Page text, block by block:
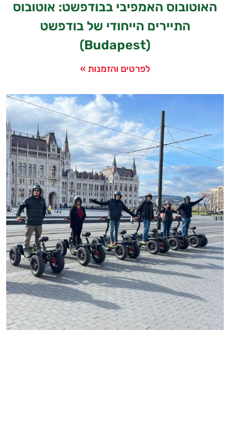
האוטובוס האמפיבי בבודפשט: אוטובוס
התיירים הייחודי של בודפשט
(Budapest)
לפרטים והזמנות »